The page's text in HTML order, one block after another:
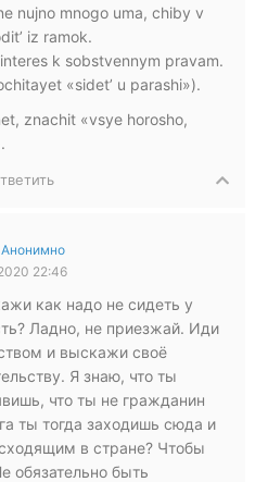
nujno mnogo uma, chiby v
iz ramok.
k sobstvennym pravam.
«sidet’ u parashi»).
znachit «vsye horosho,
Анонимно
22:46
как надо не сидеть у
Ладно, не приезжай. Иди
и выскажи своё
Я знаю, что ты
что ты не гражданин
ты тогда заходишь сюда и
в стране? Чтобы
обязательно быть